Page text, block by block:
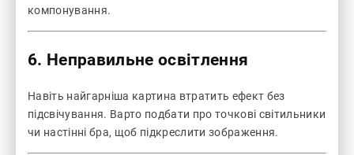
компонування.
6. Неправильне освітлення
Навіть найгарніша картина втратить ефект без
підсвічування. Варто подбати про точкові світильники
чи настінні бра, щоб підкреслити зображення.